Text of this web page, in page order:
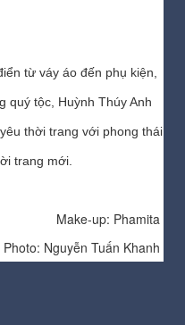
từ váy áo đến phụ kiện,
quý tộc, Huỳnh Thúy Anh
thời trang với phong thái
trang mới.
Make-up: Phamita
Photo: Nguyễn Tuấn Khanh